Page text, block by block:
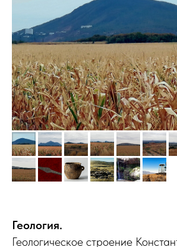
Геология.
Геологическое строение